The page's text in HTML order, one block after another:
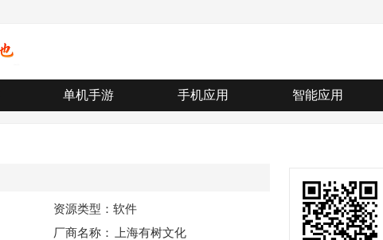
单机手游 手机应用 智能应用
资源类型：软件
厂商名称：
上海有树文化